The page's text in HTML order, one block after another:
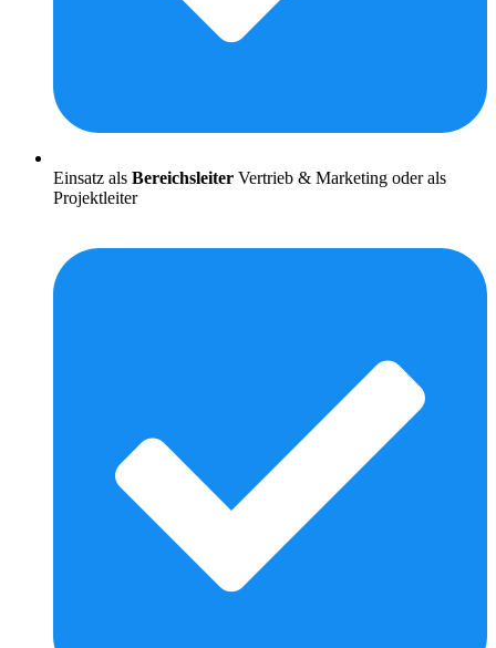
Einsatz als Bereichsleiter Vertrieb & Marketing oder als
Projektleiter